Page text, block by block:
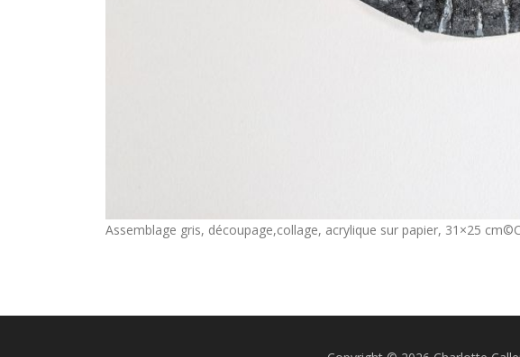
Assemblage gris, découpage,collage, acrylique sur papier, 31×25